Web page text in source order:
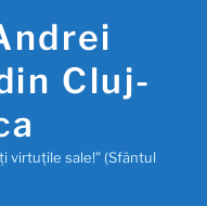
Cluj-
virtuţile sale!" (Sfântul